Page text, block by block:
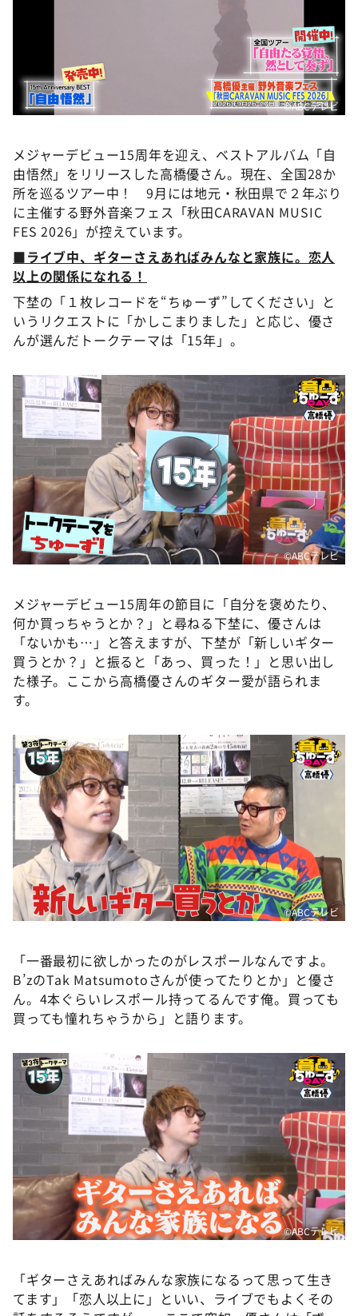
©ABCテレビ
メジャーデビュー15周年を迎え、ベストアルバム「自
由悟然」をリリースした高橋優さん。現在、全国28か
所を巡るツアー中！ 9月には地元・秋田県で２年ぶり
に主催する野外音楽フェス「秋田CARAVAN MUSIC
FES 2026」が控えています。
■ライブ中、ギターさえあればみんなと家族に。恋人
以上の関係になれる！
下埜の「１枚レコードを“ちゅーず”してください」と
いうリクエストに「かしこまりました」と応じ、優さ
んが選んだトークテーマは「15年」。
©ABCテレビ
メジャーデビュー15周年の節目に「自分を褒めたり、
何か買っちゃうとか？」と尋ねる下埜に、優さんは
「ないかも…」と答えますが、下埜が「新しいギター
買うとか？」と振ると「あっ、買った！」と思い出し
た様子。ここから高橋優さんのギター愛が語られま
す。
©ABCテレビ
「一番最初に欲しかったのがレスポールなんですよ。
B’zのTak Matsumotoさんが使ってたりとか」と優さ
ん。4本ぐらいレスポール持ってるんです俺。買っても
買っても憧れちゃうから」と語ります。
©ABCテレビ
「ギターさえあればみんな家族になるって思って生き
てます」「恋人以上に」といい、ライブでもよくその